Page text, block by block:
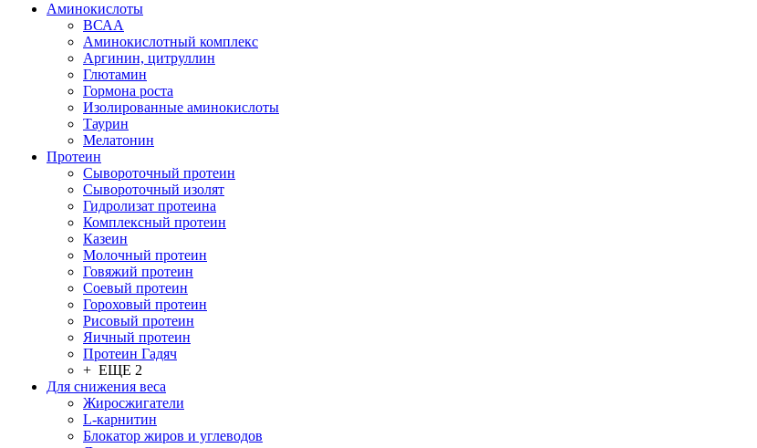
Аминокислоты
ВСАА
Аминокислотный комплекс
Аргинин, цитруллин
Глютамин
Гормона роста
Изолированные аминокислоты
Таурин
Мелатонин
Протеин
Сывороточный протеин
Сывороточный изолят
Гидролизат протеина
Комплексный протеин
Казеин
Молочный протеин
Говяжий протеин
Соевый протеин
Гороховый протеин
Рисовый протеин
Яичный протеин
Протеин Гадяч
+ ЕЩЕ 2
Для снижения веса
Жиросжигатели
L-карнитин
Блокатор жиров и углеводов